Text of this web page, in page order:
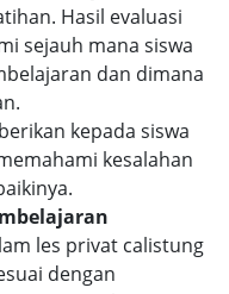
Hasil evaluasi
sejauh mana siswa
dan dimana
kepada siswa
kesalahan
les privat calistung
dengan